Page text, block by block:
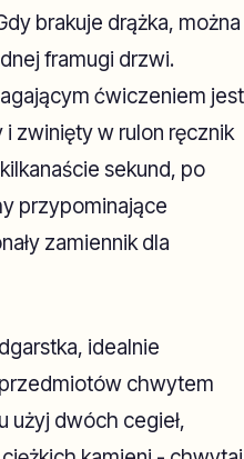
brakuje drążka, można
framugi drzwi.
ćwiczeniem jest
zwinięty w rulon ręcznik
sekund, po
przypominające
zamiennik dla
idealnie
chwytem
użyj dwóch cegieł,